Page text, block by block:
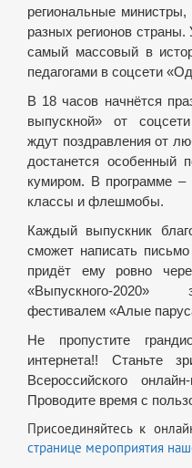
региональные
разных регионов
самый массовый в
педагогами в соцсети
В 18 часов начнётся
выпускной» от
ждут поздравления от
достанется особенный
кумиром. В программе –
классы и флешмобы.
Каждый выпускник
сможет написать
придёт ему ровно
«Выпускного-2020»
фестивалем «Алые
Не пропустите
интернета!! Станьте
Всероссийского
Проводите время с
Присоединяйтесь к
странице мероприятия